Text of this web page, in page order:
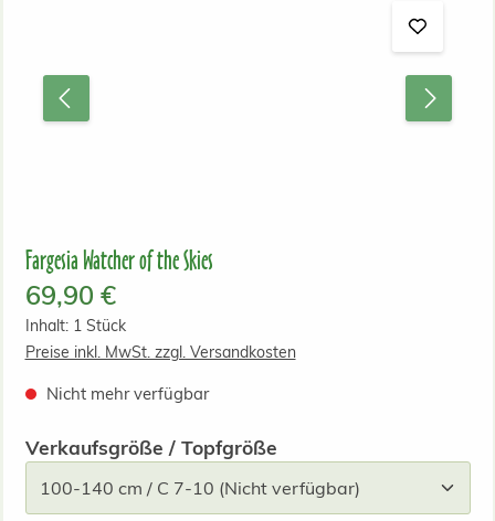
Fargesia Watcher of the Skies
Regulärer Preis:
69,90 €
Inhalt: 1 Stück
Preise inkl. MwSt. zzgl. Versandkosten
Nicht mehr verfügbar
Verkaufsgröße / Topfgrößeauswählen